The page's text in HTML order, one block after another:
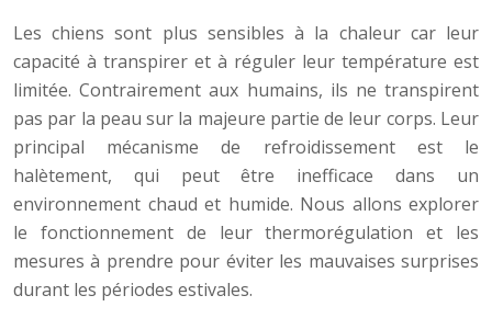
Les chiens sont plus sensibles à la chaleur car leur
capacité à transpirer et à réguler leur température est
limitée. Contrairement aux humains, ils ne transpirent
pas par la peau sur la majeure partie de leur corps. Leur
principal mécanisme de refroidissement est le
halètement, qui peut être inefficace dans un
environnement chaud et humide. Nous allons explorer
le fonctionnement de leur thermorégulation et les
mesures à prendre pour éviter les mauvaises surprises
durant les périodes estivales.